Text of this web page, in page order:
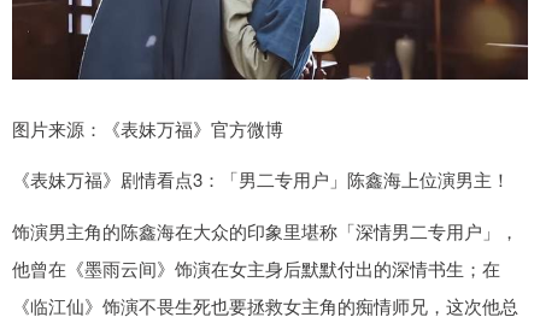
图片来源：《表妹万福》官方微博
《表妹万福》剧情看点3：「男二专用户」陈鑫海上位演男主！
饰演男主角的陈鑫海在大众的印象里堪称「深情男二专用户」，
他曾在《墨雨云间》饰演在女主身后默默付出的深情书生；在
《临江仙》饰演不畏生死也要拯救女主角的痴情师兄，这次他总